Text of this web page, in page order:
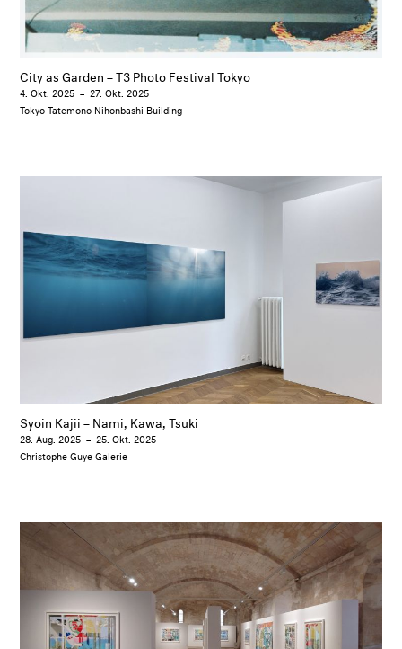
City as Garden – T3 Photo Festival Tokyo
4. Okt. 2025 – 27. Okt. 2025
Tokyo Tatemono Nihonbashi Building
Syoin Kajii – Nami, Kawa, Tsuki
28. Aug. 2025 – 25. Okt. 2025
Christophe Guye Galerie